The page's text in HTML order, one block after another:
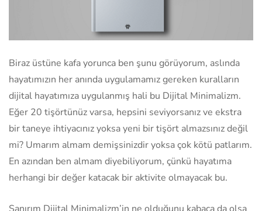
Biraz üstüne kafa yorunca ben şunu görüyorum, aslında
hayatımızın her anında uygulamamız gereken kuralların
dijital hayatımıza uygulanmış hali bu Dijital Minimalizm.
Eğer 20 tişörtünüz varsa, hepsini seviyorsanız ve ekstra
bir taneye ihtiyacınız yoksa yeni bir tişört almazsınız değil
mi? Umarım almam demişsinizdir yoksa çok kötü patlarım.
En azından ben almam diyebiliyorum, çünkü hayatıma
herhangi bir değer katacak bir aktivite olmayacak bu.